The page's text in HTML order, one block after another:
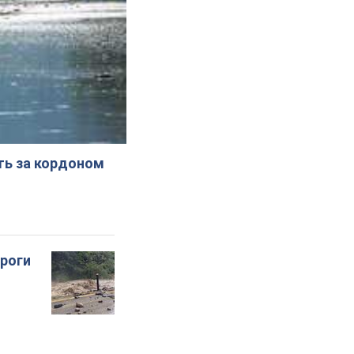
за кордоном